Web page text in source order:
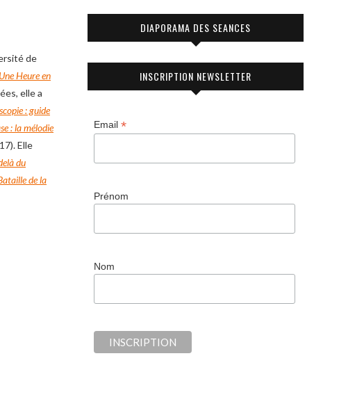
de
Une Heure en
elle a
: guide
: la mélodie
Elle
du
de la
DIAPORAMA DES SEANCES
INSCRIPTION NEWSLETTER
Email*
Prénom
Nom